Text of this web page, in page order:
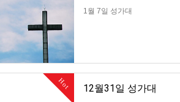
1월 7일 성가대
Hot 12월31일 성가대